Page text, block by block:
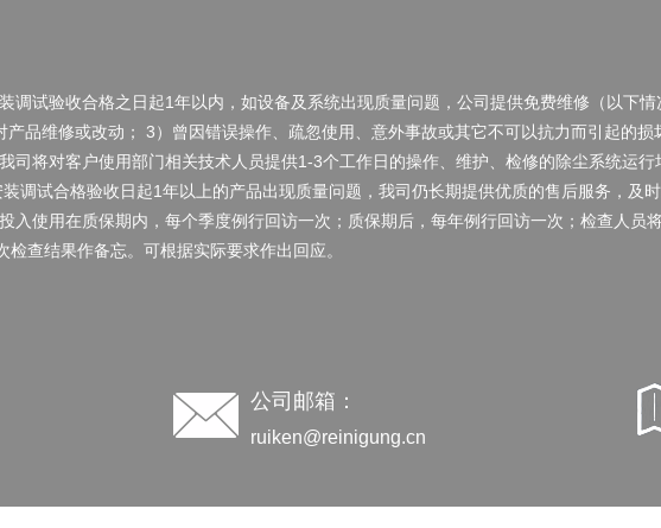
调试验收合格之日起1年以内，如设备及系统出现质量问题，公司提供免费维修（以下
产品维修或改动； 3）曾因错误操作、疏忽使用、意外事故或其它不可以抗力而引起的损
司将对客户使用部门相关技术人员提供1-3个工作日的操作、维护、检修的除尘系统运
调试合格验收日起1年以上的产品出现质量问题，我司仍长期提供优质的售后服务，及
入使用在质保期内，每个季度例行回访一次；质保期后，每年例行回访一次；检查人员
查结果作备忘。可根据实际要求作出回应。
公司邮箱：
ruiken@reinigung.cn